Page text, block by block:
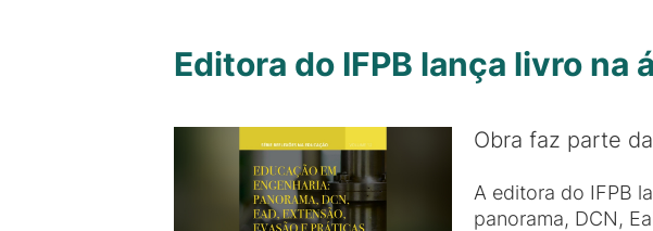
Editora do IFPB lança livro na
Obra faz parte
A editora do IFPB
panorama, DCN,